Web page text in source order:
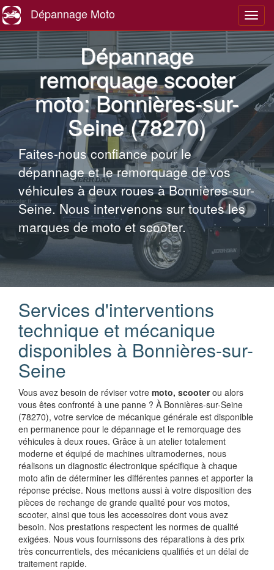
Dépannage Moto
Dépannage
remorquage scooter
moto: Bonnières-sur-
Seine (78270)
Faites-nous confiance pour le
dépannage et le remorquage de vos
véhicules à deux roues à Bonnières-sur-
Seine. Nous intervenons sur toutes les
marques de moto et scooter.
Services d'interventions
technique et mécanique
disponibles à Bonnières-sur-
Seine
Vous avez besoin de réviser votre moto, scooterou alors
vous êtes confronté à une panne ? À Bonnières-sur-Seine
(78270), votre service de mécanique générale est disponible
en permanence pour le dépannage et le remorquage des
véhicules à deux roues. Grâce à un atelier totalement
moderne et équipé de machines ultramodernes, nous
réalisons un diagnostic électronique spécifique à chaque
moto afin de déterminer les différentes pannes et apporter la
réponse précise. Nous mettons aussi à votre disposition des
pièces de rechange de grande qualité pour vos motos,
scooter, ainsi que tous les accessoires dont vous avez
besoin. Nos prestations respectent les normes de qualité
exigées. Nous vous fournissons des réparations à des prix
très concurrentiels, des mécaniciens qualifiés et un délai de
traitement rapide.